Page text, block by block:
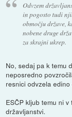
Odvzem
in pogosto tudi
območju države,
nobene druge
za skrajni ukrep.
No, sedaj pa k temu
neposredno
resnici odvzela
ESČP kljub temu ni
državljanstvi.